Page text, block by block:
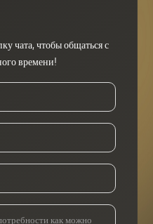
чата, чтобы общаться с
времени!